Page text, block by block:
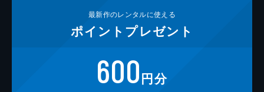
最新作のレンタルに使える
ポイント プレゼント
600円分